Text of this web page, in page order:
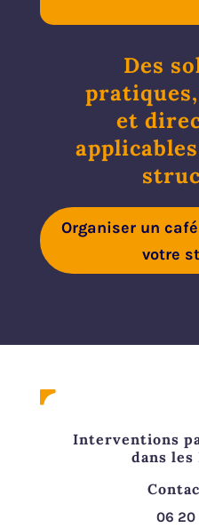
Des
et
Organiser un
votre
Interventions
dans les
06 20